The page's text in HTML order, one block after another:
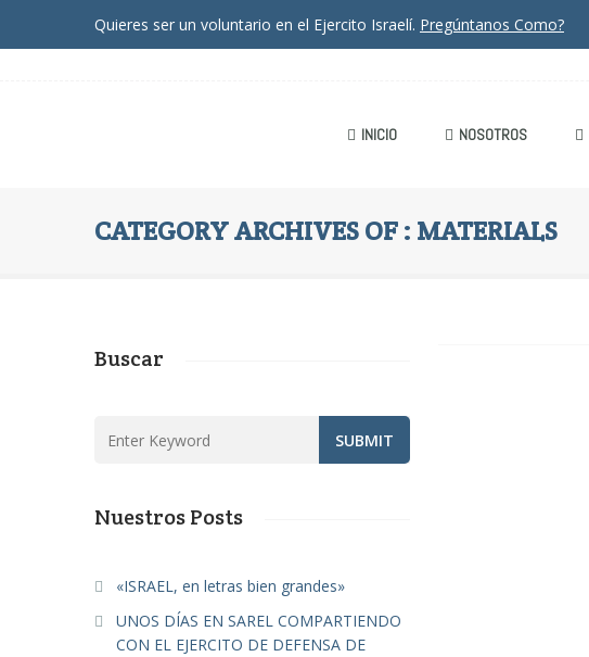
Quieres ser un voluntario en el Ejercito Israelí. Pregúntanos Como?
INICIO NOSOTROS
CATEGORY ARCHIVES OF : MATERIALS
Buscar
Nuestros Posts
«ISRAEL, en letras bien grandes»
UNOS DÍAS EN SAREL COMPARTIENDO
CON EL EJERCITO DE DEFENSA DE